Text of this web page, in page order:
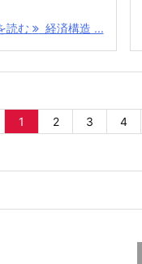
読む 経済構造 ...
1 2 3 4